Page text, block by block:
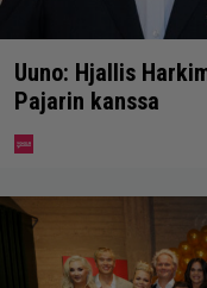
Uuno: Hjallis
Pajarin kanssa